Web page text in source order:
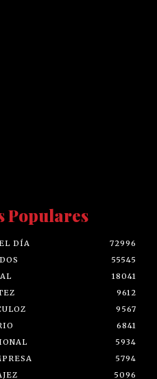
Populares
DÍA
72996
55545
18041
9612
9567
6841
5934
5794
5096